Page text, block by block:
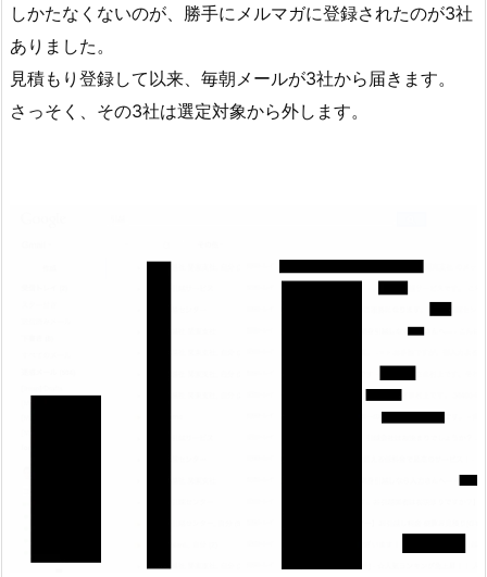
しかたなくないのが、勝手にメルマガに登録されたのが3社
ありました。
見積もり登録して以来、毎朝メールが3社から届きます。
さっそく、その3社は選定対象から外します。